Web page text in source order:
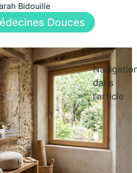
Bidouille
Douces
dans
l'article